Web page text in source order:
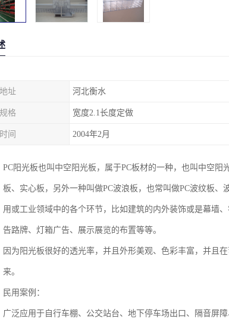
址 河北衡水
格 宽度2.1长度定做
间 2004年2月
PC阳光板也叫中空阳光板，属于PC板材的一种，也叫中空
板、实心板，另外一种叫做PC波浪板，也常叫做PC波纹板
用或工业领域中的各个环节，比如建筑的内外装饰或是幕墙
告路牌、灯箱广告、展示展览的布置等等。
因为阳光板很好的透光率，并且外形美观、色彩丰富，并且
来。
民用案例：
广泛应用于自行车棚、公交站台、地下停车场出口、隔音屏